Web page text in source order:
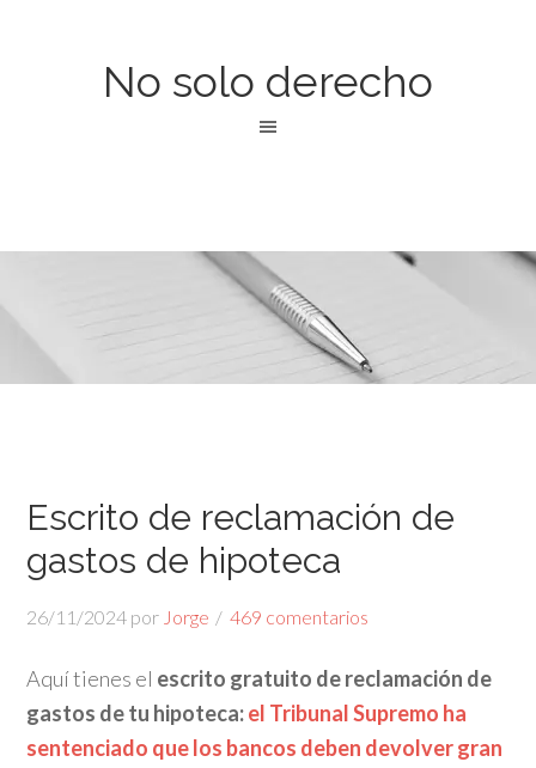
No solo derecho
Escrito de reclamación de
gastos de hipoteca
26/11/2024 por Jorge 469 comentarios
Aquí tienes el escrito gratuito de reclamación de
gastos de tu hipoteca:el Tribunal Supremo ha
sentenciado quelos bancos deben devolver gran